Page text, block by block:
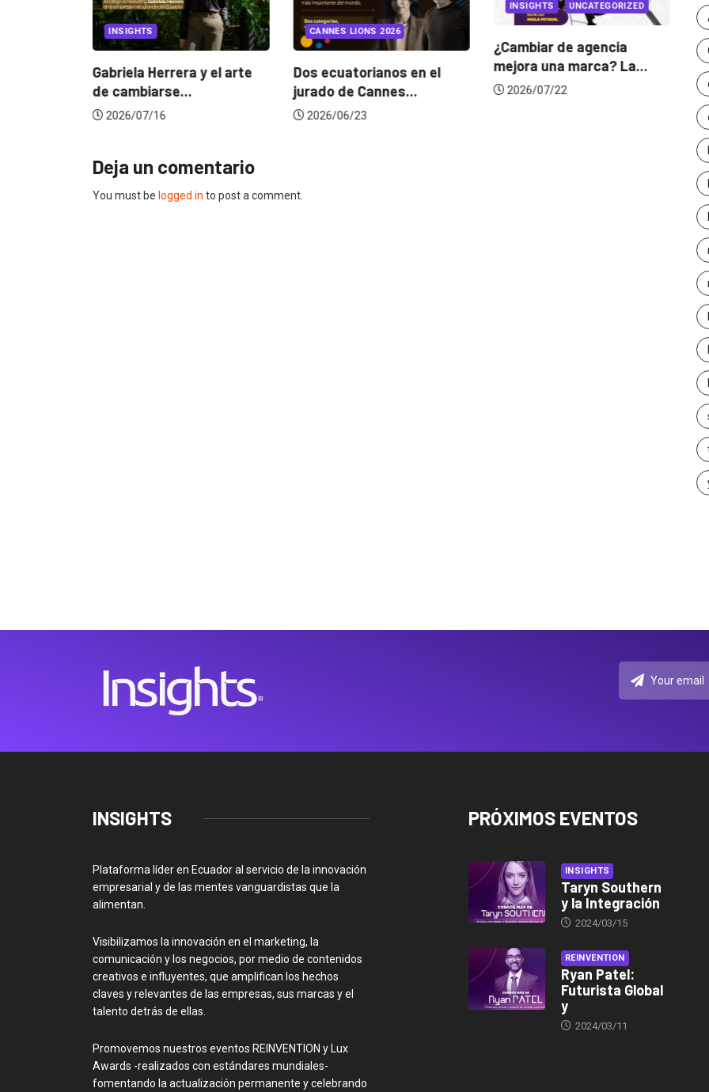
INSIGHTS
Gabriela Herrera y el arte
de cambiarse...
2026/07/16
CANNES LIONS 2026
Dos ecuatorianos en el
jurado de Cannes...
2026/06/23
INSIGHTS UNCATEGORIZED
¿Cambiar de agencia
mejora una marca? La...
2026/07/22
Deja un comentario
You must be logged in to post a comment.
INSIGHTS
Plataforma líder en Ecuador al servicio de la innovación
empresarial y de las mentes vanguardistas que la
alimentan.
Visibilizamos la innovación en el marketing, la
comunicación y los negocios, por medio de contenidos
creativos e influyentes, que amplifican los hechos
claves y relevantes de las empresas, sus marcas y el
talento detrás de ellas.
Promovemos nuestros eventos REINVENTION y Lux
Awards -realizados con estándares mundiales-
fomentando la actualización permanente y celebrando
PRÓXIMOS EVENTOS
INSIGHTS
Taryn Southern
y la Integración
2024/03/15
REINVENTION
Ryan Patel:
Futurista Global
y
2024/03/11